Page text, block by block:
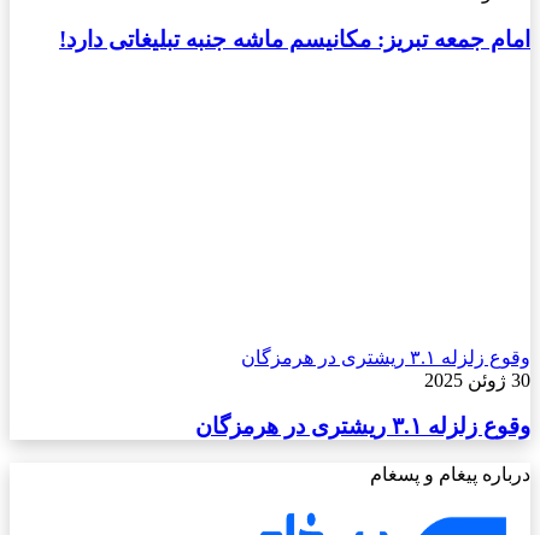
امام جمعه تبریز: مکانیسم ماشه جنبه تبلیغاتی دارد!
وقوع زلزله ۳.۱ ریشتری در هرمزگان
30 ژوئن 2025
وقوع زلزله ۳.۱ ریشتری در هرمزگان
درباره پیغام و پسغام